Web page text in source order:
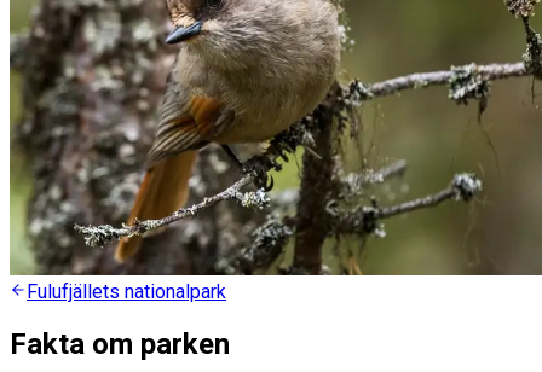
Fulufjällets nationalpark
Fakta om parken